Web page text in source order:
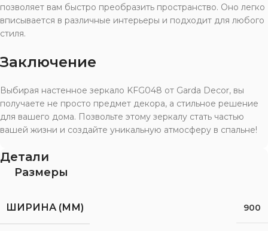
позволяет вам быстро преобразить пространство. Оно легко
вписывается в различные интерьеры и подходит для любого
стиля.
Заключение
Выбирая настенное зеркало KFG048 от Garda Decor, вы
получаете не просто предмет декора, а стильное решение
для вашего дома. Позвольте этому зеркалу стать частью
вашей жизни и создайте уникальную атмосферу в спальне!
Детали
Размеры
ШИРИНА (ММ) 900